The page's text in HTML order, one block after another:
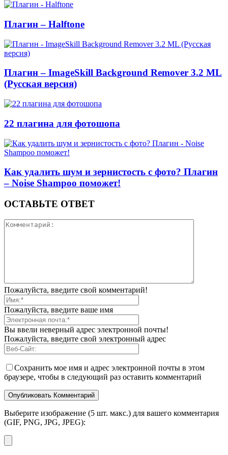
Плагин – Halftone
Плагин – ImageSkill Background Remover 3.2 ML
(Русская версия)
22 плагина для фотошопа
Как удалить шум и зернистость с фото? Плагин
– Noise Shampoo поможет!
ОСТАВЬТЕ ОТВЕТ
Пожалуйста, введите свой комментарий!
Пожалуйста, введите ваше имя
Вы ввели неверный адрес электронной почты!
Пожалуйста, введите свой электронный адрес
Сохранить мое имя и адрес электронной почты в этом
браузере, чтобы в следующий раз оставить комментарий
Выберите изображение (5 шт. макс.) для вашего комментария
(GIF, PNG, JPG, JPEG):